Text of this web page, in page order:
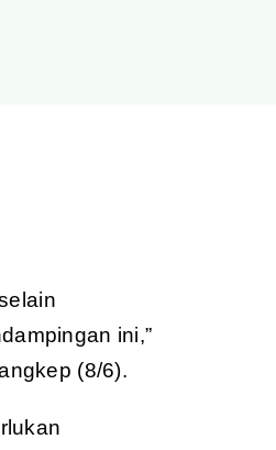
ini,”
(8/6).